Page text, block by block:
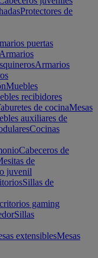
Protectores de
puertas
Armarios
Armarios
Muebles
recibidores
de cocinaMesas
auxiliares de
Cocinas
Cabeceros de
de
juvenil
Sillas de
gaming
Sillas
extensiblesMesas